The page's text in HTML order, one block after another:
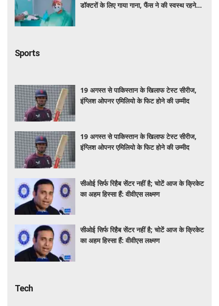
डॉक्टरों के लिए गाया गाना, फैंस ने की स्वस्थ रहने
Sports
19 अगस्त से पाकिस्तान के खिलाफ टेस्ट सीरीज,
इंग्लिश ओपनर एमिलियो के फिट होने की उम्मीद
19 अगस्त से पाकिस्तान के खिलाफ टेस्ट सीरीज,
इंग्लिश ओपनर एमिलियो के फिट होने की उम्मीद
सीओई सिर्फ रिहैब सेंटर नहीं है; चोटें आज के क्रिकेट
का अहम हिस्सा हैं: वीवीएस लक्ष्मण
सीओई सिर्फ रिहैब सेंटर नहीं है; चोटें आज के क्रिकेट
का अहम हिस्सा हैं: वीवीएस लक्ष्मण
Tech